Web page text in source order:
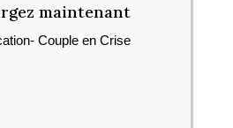
maintenant
Couple en Crise